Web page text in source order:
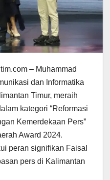
– Muhammad
dan Informatika
Timur, meraih
kategori “Reformasi
Kemerdekaan Pers”
Award 2024.
peran signifikan Faisal
pers di Kalimantan